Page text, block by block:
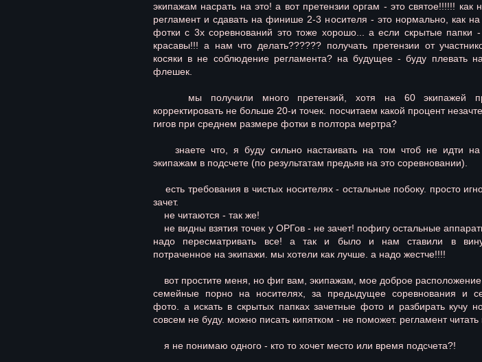
экипажам насрать на это! а вот претензии оргам - это святое!!!!!! как
регламент и сдавать на финише 2-3 носителя - это нормально, как
фотки с 3х соревнований это тоже хорошо... а если скрытые папки
красавы!!! а нам что делать?????? получать претензии от
косяки в не соблюдение регламента? на будущее - буду плевать
флешек.
мы получили много претензий, хотя на 60 экипажей
корректировать не больше 20-и точек. посчитаем какой процент
гигов при среднем размере фотки в полтора мертра?
знаете что, я буду сильно настаивать на том чтоб не идти на
экипажам в подсчете (по результатам предьяв на это соревновании).
есть требования в чистых носителях - остальные побоку. просто
зачет.
не читаются - так же!
не видны взятия точек у ОРГов - не зачет! пофигу остальные
надо пересматривать все! а так и было и нам ставили в
потраченное на экипажи. мы хотели как лучше. а надо жестче!!!!
вот простите меня, но фиг вам, экипажам, мое доброе
семейные порно на носителях, за предыдущее соревнования и
фото. а искать в скрытых папках зачетные фото и разбирать кучу
совсем не буду. можно писать кипятком - не поможет. регламент читать
я не понимаю одного - кто то хочет место или время подсчета?!